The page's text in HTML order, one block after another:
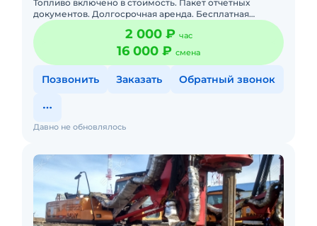
Топливо включено в стоимость. Пакет отчетных
документов. Долгосрочная аренда. Бесплатная
доставка на место. Краткосрочная аренда.
2 000 ₽ час
16 000 ₽ смена
Позвонить Заказать Обратный звонок
Давно не обновлялось